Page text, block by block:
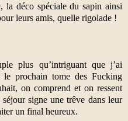
, la déco spéciale du sapin ainsi
leurs amis, quelle rigolade !
plus qu’intriguant que j’ai
prochain tome des Fucking
on comprend et on ressent
signe une trêve dans leur
un final heureux.